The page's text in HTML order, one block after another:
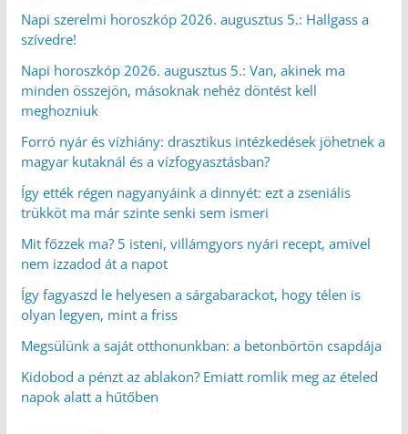
Napi szerelmi horoszkóp 2026. augusztus 5.: Hallgass a
szívedre!
Napi horoszkóp 2026. augusztus 5.: Van, akinek ma
minden összejön, másoknak nehéz döntést kell
meghozniuk
Forró nyár és vízhiány: drasztikus intézkedések jöhetnek a
magyar kutaknál és a vízfogyasztásban?
Így ették régen nagyanyáink a dinnyét: ezt a zseniális
trükköt ma már szinte senki sem ismeri
Mit főzzek ma? 5 isteni, villámgyors nyári recept, amivel
nem izzadod át a napot
Így fagyaszd le helyesen a sárgabarackot, hogy télen is
olyan legyen, mint a friss
Megsülünk a saját otthonunkban: a betonbörtön csapdája
Kidobod a pénzt az ablakon? Emiatt romlik meg az ételed
napok alatt a hűtőben